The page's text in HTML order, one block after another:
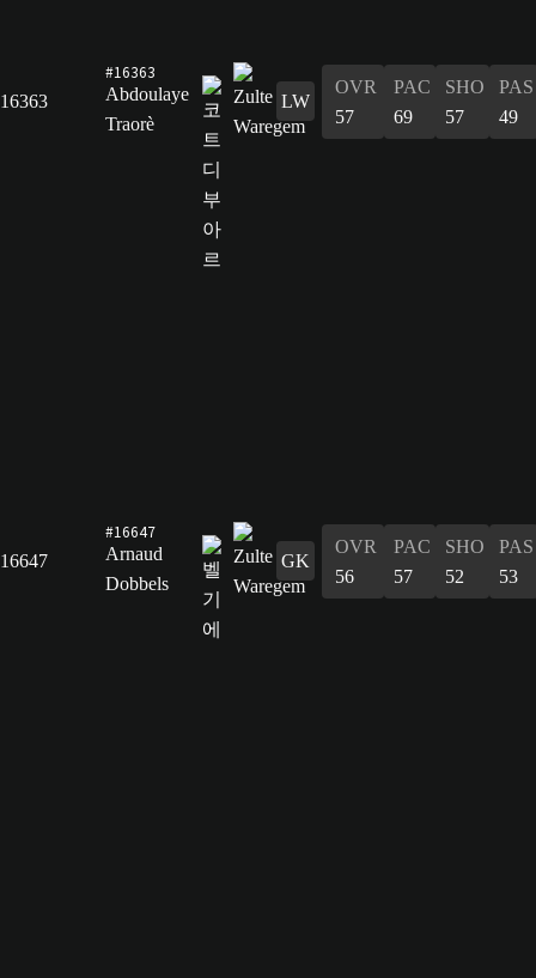
16363
#16363
Abdoulaye
Traorè
LW
OVR
57
PAC
69
SHO
57
PAS
49
16647
#16647
Arnaud
Dobbels
GK
OVR
56
PAC
57
SHO
52
PAS
53